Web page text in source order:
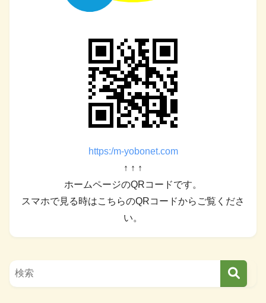
https:/m-yobonet.com
↑ ↑ ↑
ホームページのQRコードです。
スマホで見る時はこちらのQRコードからご覧くださ
い。